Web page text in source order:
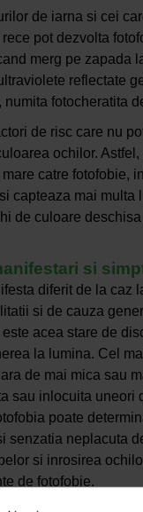
de iarna si cei
pot dezvolta
merg pe zapada
reflectate
numita fotocheratita
de risc care nu
ochilor.
catre fotofobie,
capteaza mai multa
de culoare
si
diferit de la caz
si de cauza
acea stare de
la lumina. Cel
de mai mica sau
sau inlocuita uneori
poate
senzatia neplacuta
si inrosirea
de fotofobie.